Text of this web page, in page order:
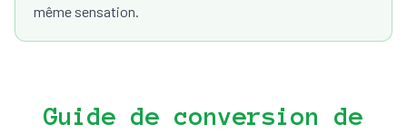
même sensation.
Guide de conversion de